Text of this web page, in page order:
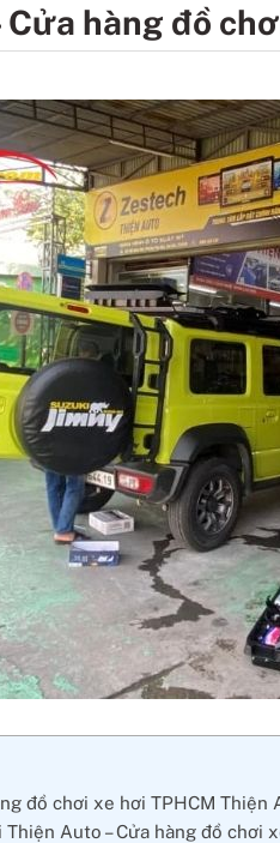
hàng đồ
đồ chơi xe hơi TPHCM Thiện
Auto – Cửa hàng đồ chơi